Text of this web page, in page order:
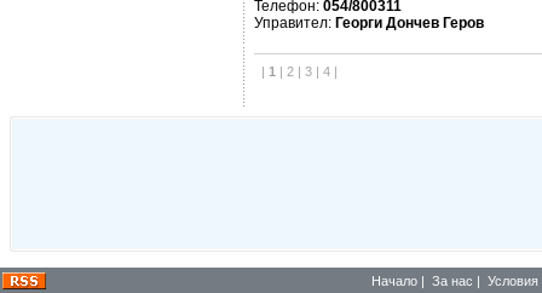
Телефон: 054/800311
Управител: Георги Дончев Геров
| 1 | 2 | 3 | 4 |
Начало | За нас | Условия